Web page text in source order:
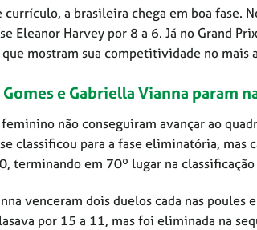
a brasileira chega em boa fase.
Eleanor Harvey por 8 a 6. Já no Grand
mostram sua competitividade no mais
e Gabriella Vianna param
não conseguiram avançar ao
classificou para a fase eliminatória,
terminando em 70º lugar na
venceram dois duelos cada nas
por 15 a 11, mas foi eliminada na